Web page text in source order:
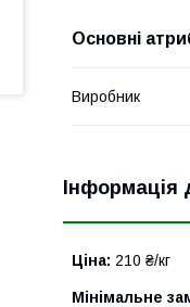
Основні
Виробник
Ціна: 210 ₴/кг
Мінімальне